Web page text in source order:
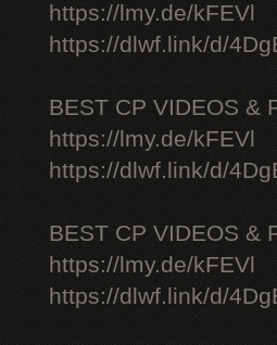
https://lmy.de/kFEVl
https://dlwf.link/d/
BEST CP VIDEOS &
https://lmy.de/kFEVl
https://dlwf.link/d/
BEST CP VIDEOS &
https://lmy.de/kFEVl
https://dlwf.link/d/